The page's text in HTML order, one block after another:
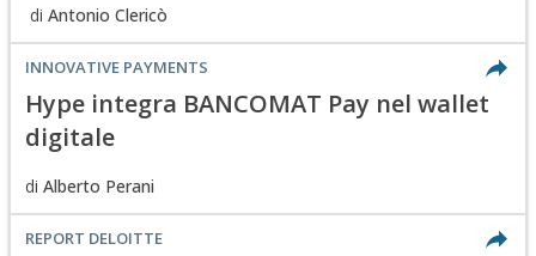
di Antonio Clericò
INNOVATIVE PAYMENTS
Hype integra BANCOMAT Pay nel wallet
digitale
di Alberto Perani
REPORT DELOITTE